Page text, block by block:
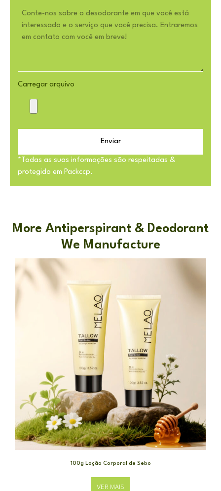
Carregar arquivo
Enviar
*Todas as suas informações são respeitadas &
protegido em Packccp.
More Antiperspirant & Deodorant
We Manufacture
100g Loção Corporal de Sebo
VER MAIS